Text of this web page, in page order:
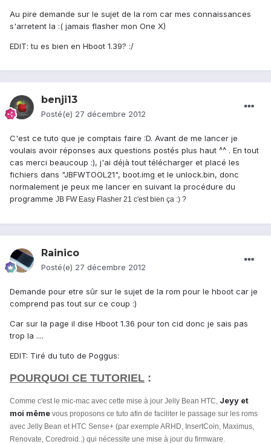
Au pire demande sur le sujet de la rom car mes connaissances
s'arretent la :( jamais flasher mon One X)
EDIT: tu es bien en Hboot 1.39? :/
benji13
Posté(e) 27 décembre 2012
C'est ce tuto que je comptais faire :D. Avant de me lancer je
voulais avoir réponses aux questions postés plus haut ^^ . En tout
cas merci beaucoup :), j'ai déjà tout télécharger et placé les
fichiers dans "JBFWTOOL21", boot.img et le unlock.bin, donc
normalement je peux me lancer en suivant la procédure du
programme JB FW Easy Flasher 21 c'est bien ça :) ?
Rainico
Posté(e) 27 décembre 2012
Demande pour etre sûr sur le sujet de la rom pour le hboot car je
comprend pas tout sur ce coup :)
Car sur la page il dise Hboot 1.36 pour ton cid donc je sais pas
trop la ....
EDIT: Tiré du tuto de Poggus:
POURQUOI CE TUTORIEL :
Comme c'est le mic-mac avec cette mise à jour Jelly Bean HTC, Jeyy et
moi même vous proposons ce tuto afin de faciliter le passage sur les roms
avec Jelly Bean et HTC Sense+ (par exemple ARHD, InsertCoin, Maximus,
Renovate, Coredroid..) qui nécessite une mise à jour du firmware.